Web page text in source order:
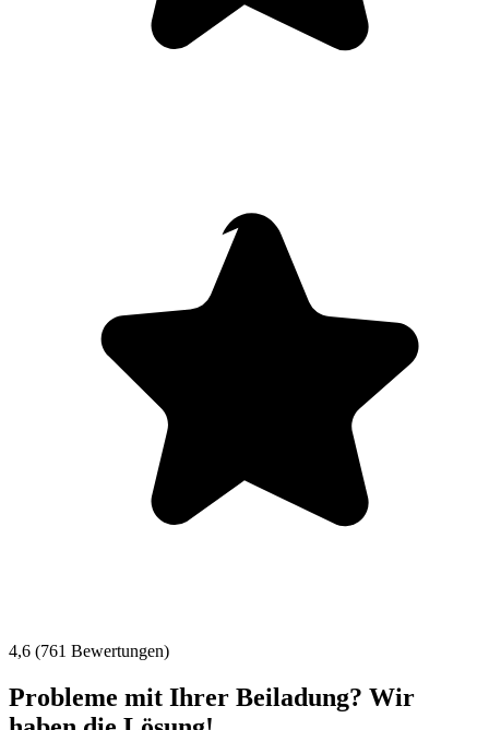
4,6 (761 Bewertungen)
Probleme mit Ihrer Beiladung? Wir